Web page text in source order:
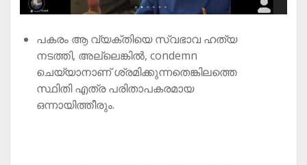
പകരം ആ വ്യക്തിയെ സ്വഭാവ ഹത്യ
നടത്തി, അല്ലെങ്കിൽ, condemn
ചെയ്യാനാണ് ശ്രമിക്കുന്നതെങ്കിലത്തെ
സ്ഥിതി എത്ര പരിതാപകരമായ
ഒന്നായിത്തീരും.